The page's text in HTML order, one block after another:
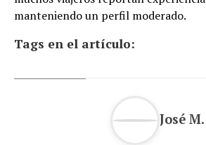
manteniendo un perfil moderado.
Tags en el artículo:
José M.